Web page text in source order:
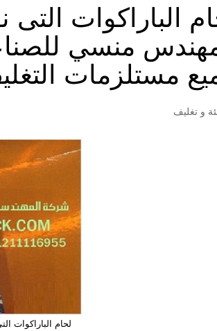
الباراكوات
منسي
مستلزمات
و تغليف
لحام الباراكوات